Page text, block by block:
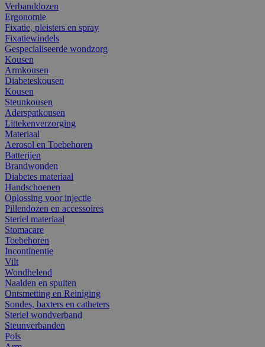
Verbanddozen
Ergonomie
Fixatie, pleisters en spray
Fixatiewindels
Gespecialiseerde wondzorg
Kousen
Armkousen
Diabeteskousen
Kousen
Steunkousen
Aderspatkousen
Littekenverzorging
Materiaal
Aerosol en Toebehoren
Batterijen
Brandwonden
Diabetes materiaal
Handschoenen
Oplossing voor injectie
Pillendozen en accessoires
Steriel materiaal
Stomacare
Toebehoren
Incontinentie
Vilt
Wondhelend
Naalden en spuiten
Ontsmetting en Reiniging
Sondes, baxters en catheters
Steriel wondverband
Steunverbanden
Pols